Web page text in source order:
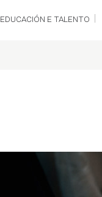
EDUCACIÓN E TALENTO